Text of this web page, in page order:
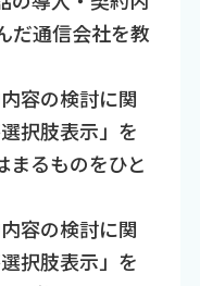
だ通信会社を教
容の検討に関
択肢表示」を
まるものをひと
容の検討に関
択肢表示」を